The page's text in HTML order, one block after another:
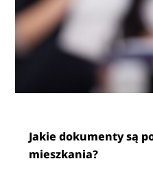
Jakie dokumenty są
mieszkania?